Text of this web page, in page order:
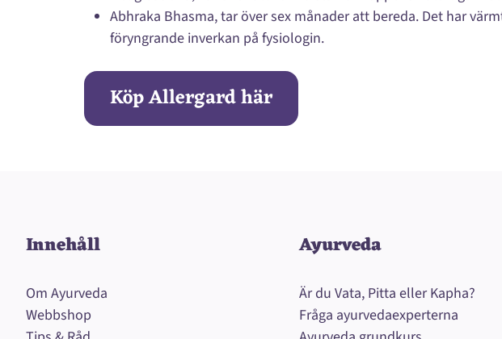
Abhraka Bhasma, tar över sex månader att bereda. Det har
föryngrande inverkan på fysiologin.
Köp Allergard här
Innehåll
Om Ayurveda
Webbshop
Ayurveda
Är du Vata, Pitta eller Kapha?
Fråga ayurvedaexperterna